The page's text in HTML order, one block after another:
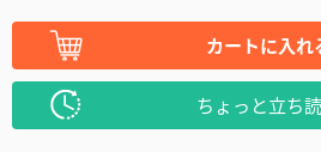
カートに入れ
ちょっと立ち